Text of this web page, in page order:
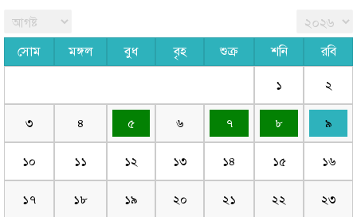
সোম মঙ্গল বুধ বৃহ শুক্র শনি রবি
১ ২
৩ ৪ ৫ ৬ ৭ ৮ ৯
১০ ১১ ১২ ১৩ ১৪ ১৫ ১৬
১৭ ১৮ ১৯ ২০ ২১ ২২ ২৩